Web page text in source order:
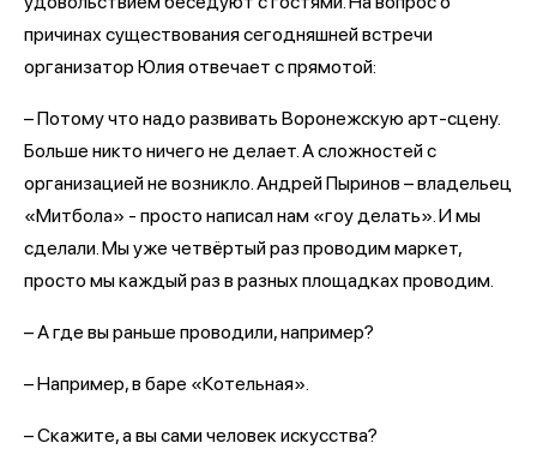
причинах существования сегодняшней встречи
организатор Юлия отвечает с прямотой:
– Потому что надо развивать Воронежскую арт-сцену.
Больше никто ничего не делает. А сложностей с
организацией не возникло. Андрей Пыринов – владельец
«Митбола» - просто написал нам «гоу делать». И мы
сделали. Мы уже четвёртый раз проводим маркет,
просто мы каждый раз в разных площадках проводим.
– А где вы раньше проводили, например?
– Например, в баре «Котельная».
– Скажите, а вы сами человек искусства?